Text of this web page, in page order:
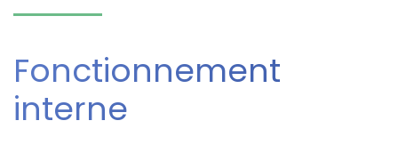
Fonctionnement
interne